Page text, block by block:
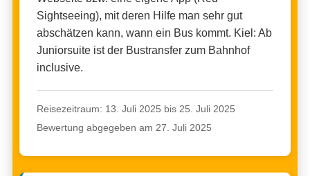
Sightseeing), mit deren Hilfe man sehr gut
abschätzen kann, wann ein Bus kommt. Kiel: Ab
Juniorsuite ist der Bustransfer zum Bahnhof
inclusive.
Reisezeitraum: 13. Juli 2025 bis 25. Juli 2025
Bewertung abgegeben am 27. Juli 2025